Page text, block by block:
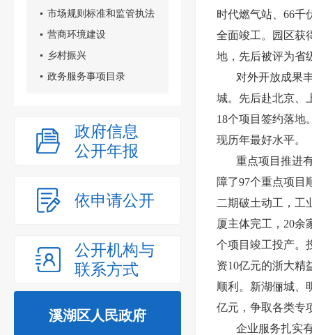
市场规则标准和监管执法
营商环境建设
乡村振兴
政务服务事项目录
政府信息
公开年报
依申请公开
公开机构与
联系方式
溪湖区人民政府
时代燃气站、66千
全面竣工。园区获
地，先后被评为省
对外开放成果
城。先后赴北京、
18个项目签约落地
现历年最好水平。
重点项目推进
障了97个重点项目
二期破土动工，工
厦主体完工，20余
个项目竣工投产。
资10亿元的浙大精
顺利。新湖俪城、
亿元，争取各类专
企业服务扎实